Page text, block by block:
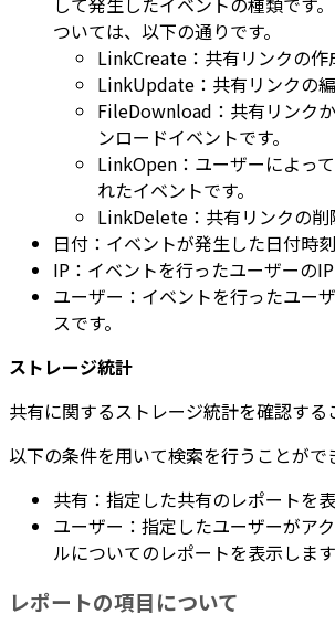
ついては、以下の通りです。
LinkCreate：共有リンクの作
LinkUpdate：共有リンクの編
FileDownload：共有リンク
ンロードイベントです。
LinkOpen：ユーザーによっ
れたイベントです。
LinkDelete：共有リンクの削
日付：イベントが発生した日付時刻
IP：イベントを行ったユーザーのIP
ユーザー：イベントを行ったユー
スです。
ストレージ統計
共有に関するストレージ統計を確認する
以下の条件を用いて検索を行うことがで
共有：指定した共有のレポートを表
ユーザー：指定したユーザーがア
ルについてのレポートを表示します
レポートの項目について